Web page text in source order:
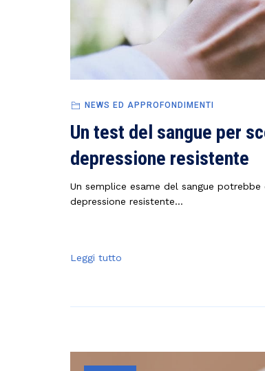
NEWS ED APPROFONDIMENTI
Un test del sangue per
depressione resistente
Un semplice esame del sangue
depressione resistente...
Leggi tutto